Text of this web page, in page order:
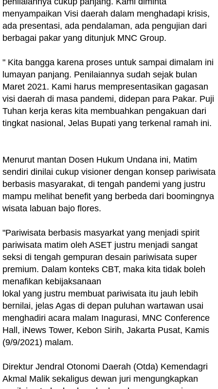
menyampaikan Visi daerah dalam menghadapi krisis,
ada presentasi, ada pendalaman, ada pengujian dari
berbagai pakar yang ditunjuk MNC Group.
" Kita bangga karena proses untuk sampai dimalam ini
lumayan panjang. Penilaiannya sudah sejak bulan
Maret 2021. Kami harus mempresentasikan gagasan
visi daerah di masa pandemi, didepan para Pakar. Puji
Tuhan kerja keras kita membuahkan pengakuan dari
tingkat nasional, Jelas Bupati yang terkenal ramah ini.
Menurut mantan Dosen Hukum Undana ini, Matim
sendiri dinilai cukup visioner dengan konsep pariwisata
berbasis masyarakat, di tengah pandemi yang justru
mampu melihat benefit yang berbeda dari boomingnya
wisata labuan bajo flores.
"Pariwisata berbasis masyarkat yang menjadi spirit
pariwisata matim oleh ASET justru menjadi sangat
seksi di tengah gempuran desain pariwisata super
premium. Dalam konteks CBT, maka kita tidak boleh
menafikan kebijaksanaan
lokal yang justru membuat pariwisata itu jauh lebih
bernilai, jelas Agas di depan puluhan wartawan usai
menghadiri acara malam Inagurasi, MNC Conference
Hall, iNews Tower, Kebon Sirih, Jakarta Pusat, Kamis
(9/9/2021) malam.
Direktur Jendral Otonomi Daerah (Otda) Kemendagri
Akmal Malik sekaligus dewan juri mengungkapkan